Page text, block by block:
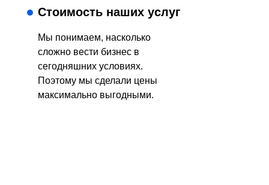
Стоимость наших услуг
Мы понимаем, насколько
сложно вести бизнес в
сегодняшних условиях.
Поэтому мы сделали цены
максимально выгодными.